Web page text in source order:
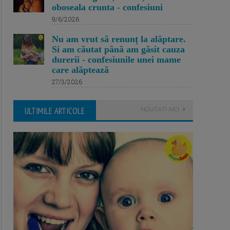
oboseala crunta - confesiuni
9/6/2026
Nu am vrut să renunț la alăptare.
Si am căutat până am găsit cauza
durerii - confesiunile unei mame
care alăptează
27/3/2026
ULTIMILE ARTICOLE NOUTATI AICI